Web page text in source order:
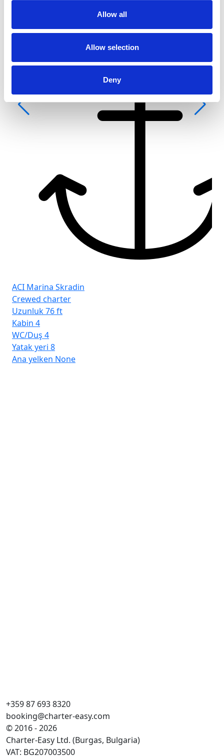
Allow all
Allow selection
Deny
ACI Marina Skradin
Crewed charter
Uzunluk76 ft
Kabin 4
WC/Duş 4
Yatak yeri 8
Ana yelken None
+359 87 693 8320
booking@charter-easy.com
© 2016 - 2026
Charter-Easy Ltd. (Burgas, Bulgaria)
VAT: BG207003500